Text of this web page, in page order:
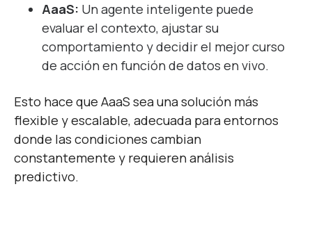
AaaS: Un agente inteligente puede
evaluar el contexto, ajustar su
comportamiento y decidir el mejor curso
de acción en función de datos en vivo.
Esto hace que AaaS sea una solución más
flexible y escalable, adecuada para entornos
donde las condiciones cambian
constantemente y requieren análisis
predictivo.